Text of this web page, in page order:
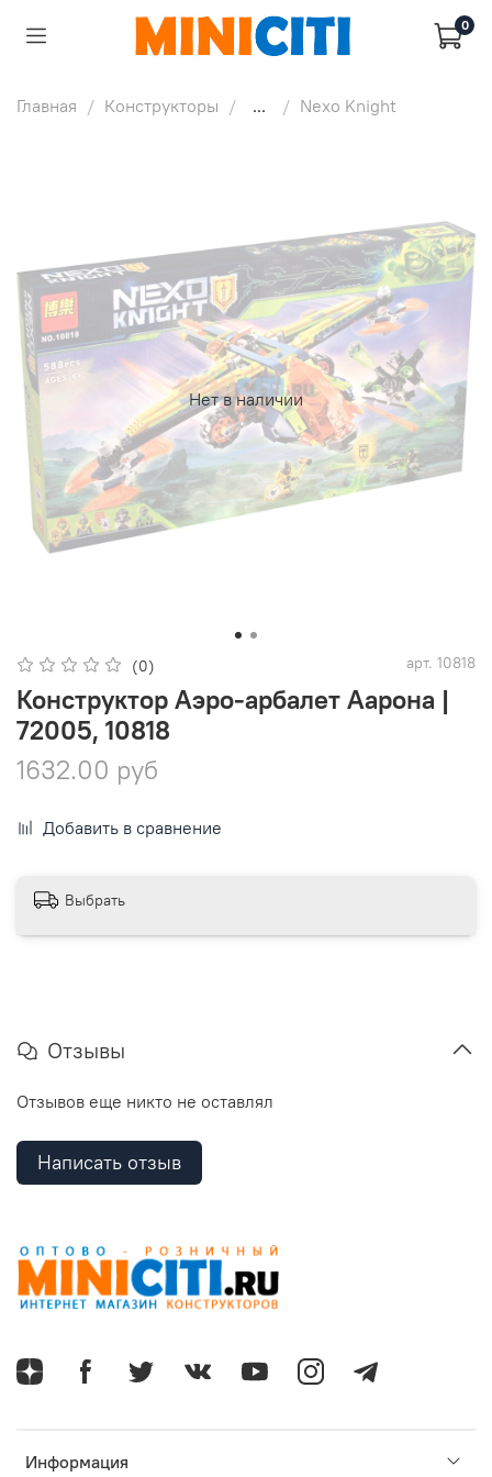
0
Главная Конструкторы ... Nexo Knight
Нет в наличии
(0) арт. 10818
Конструктор Аэро-арбалет Аарона |
72005, 10818
1632.00 руб
Добавить в сравнение
Выбрать
Отзывы
Отзывов еще никто не оставлял
Написать отзыв
Информация